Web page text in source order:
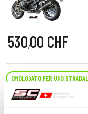
530,00 CHF
OMOLOGATO PER USO